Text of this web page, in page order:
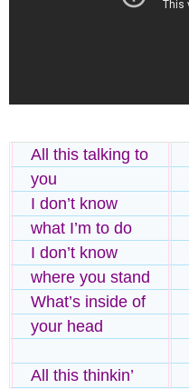
All this talking to
you
I don’t know
what I’m to do
I don’t know
where you stand
What’s inside of
your head
All this thinkin’